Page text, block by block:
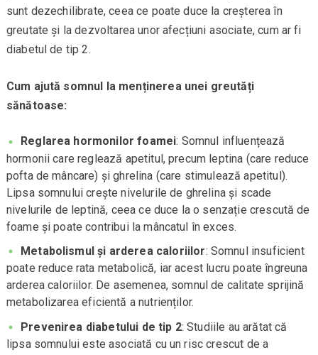
sunt dezechilibrate, ceea ce poate duce la creșterea în
greutate și la dezvoltarea unor afecțiuni asociate, cum ar fi
diabetul de tip 2.
Cum ajută somnul la menținerea unei greutăți
sănătoase:
Reglarea hormonilor foamei: Somnul influențează
hormonii care reglează apetitul, precum leptina (care reduce
pofta de mâncare) și ghrelina (care stimulează apetitul).
Lipsa somnului crește nivelurile de ghrelina și scade
nivelurile de leptină, ceea ce duce la o senzație crescută de
foame și poate contribui la mâncatul în exces.
Metabolismul și arderea caloriilor: Somnul insuficient
poate reduce rata metabolică, iar acest lucru poate îngreuna
arderea caloriilor. De asemenea, somnul de calitate sprijină
metabolizarea eficientă a nutrienților.
Prevenirea diabetului de tip 2: Studiile au arătat că
lipsa somnului este asociată cu un risc crescut de a